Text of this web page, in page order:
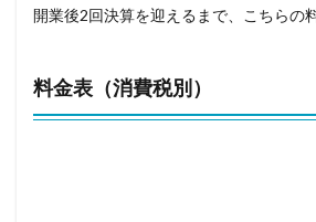
開業後2回決算を迎えるまで、こちらの
料金表（消費税別）